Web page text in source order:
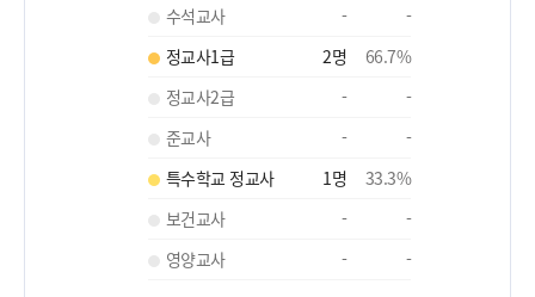
수석교사 -
-
정교사1급
2명 66.7%
정교사2급
-
-
준교사
-
-
특수학교 정교사
1명 33.3%
보건교사
-
-
영양교사
- -